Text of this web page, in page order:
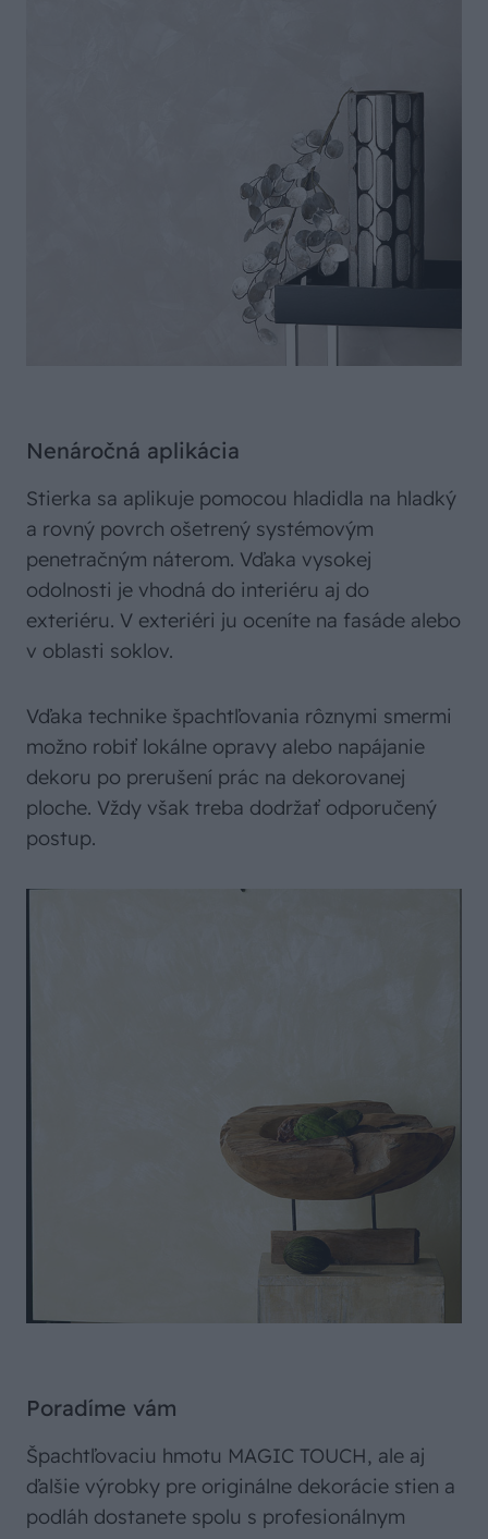
Nenáročná aplikácia
Stierka sa aplikuje pomocou hladidla na hladký
a rovný povrch ošetrený systémovým
penetračným náterom. Vďaka vysokej
odolnosti je vhodná do interiéru aj do
exteriéru. V exteriéri ju oceníte na fasáde alebo
v oblasti soklov.
Vďaka technike špachtľovania rôznymi smermi
možno robiť lokálne opravy alebo napájanie
dekoru po prerušení prác na dekorovanej
ploche. Vždy však treba dodržať odporučený
postup.
Poradíme vám
Špachtľovaciu hmotu MAGIC TOUCH, ale aj
ďalšie výrobky pre originálne dekorácie stien a
podláh dostanete spolu s profesionálnym